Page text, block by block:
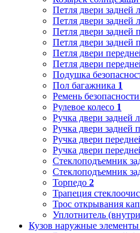
Петля двери задней
Петля двери задней
Петля двери задней
Петля двери задней
Петля двери
Петля двери
Подушка
Пол багажника 1
Ремень безопасности
Рулевое колесо 1
Ручка двери задней
Ручка двери задней
Ручка двери
Ручка двери
Стеклоподъемник
Стеклоподъемник
Торпедо 2
Трапеция
Трос открывания
Уплотнитель
Кузов наружные элементы